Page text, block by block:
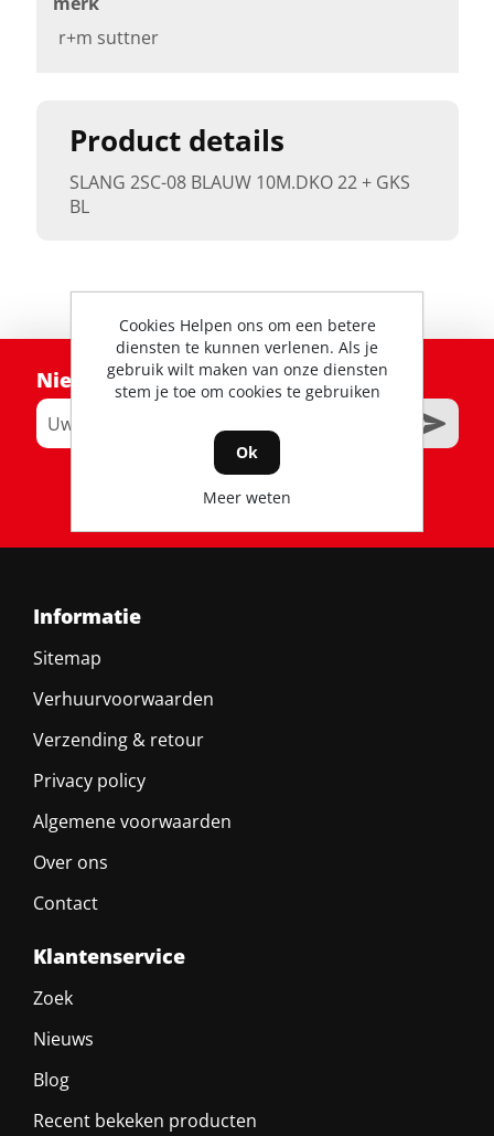
Product details
SLANG 2SC-08 BLAUW 10M.DKO 22 + GKS
BL
r+m suttner
Nieuwsbrief
RSS
Informatie
Sitemap
Verhuurvoorwaarden
Verzending & retour
Privacy policy
Algemene voorwaarden
Over ons
Contact
Klantenservice
Zoek
Nieuws
Blog
Recent bekeken producten
Cookies Helpen ons om een betere
diensten te kunnen verlenen. Als je
gebruik wilt maken van onze diensten
stem je toe om cookies te gebruiken
Ok
Meer weten